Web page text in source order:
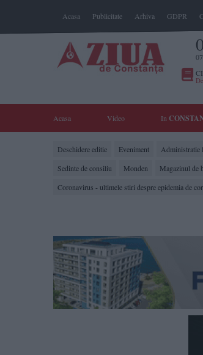
Acasa Publicitate Arhiva GDPR
Acasa Video In
Deschidere editie Eveniment Administratie
Sedinte de consiliu
Monden Magazinul de
Coronavirus - ultimele stiri despre epidemia de